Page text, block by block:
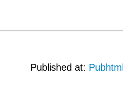
Published at: